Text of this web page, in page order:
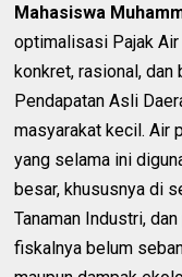
Mahasiswa
optimalisasi Pajak
konkret, rasional, dan
Pendapatan Asli
masyarakat kecil. Air
yang selama ini
besar, khususnya di
Tanaman Industri,
fiskalnya belum